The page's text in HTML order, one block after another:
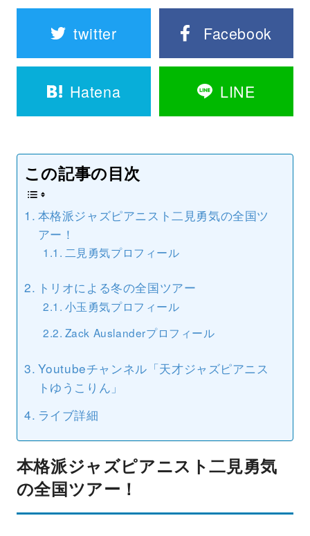
twitter Facebook
Hatena LINE
この記事の目次
本格派ジャズピアニスト二見勇気の全国ツ
アー！
二見勇気プロフィール
トリオによる冬の全国ツアー
小玉勇気プロフィール
Zack Auslanderプロフィール
Youtubeチャンネル「天才ジャズピアニス
トゆうこりん」
ライブ詳細
本格派ジャズピアニスト二見勇気
の全国ツアー！